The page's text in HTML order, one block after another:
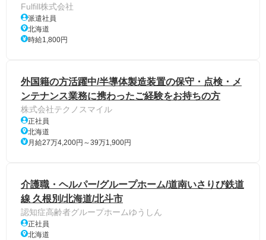
Fulfill株式会社
派遣社員
北海道
時給1,800円
外国籍の方活躍中/半導体製造装置の保守・点検・メ
ンテナンス業務に携わったご経験をお持ちの方
株式会社テクノスマイル
正社員
北海道
月給27万4,200円～39万1,900円
介護職・ヘルパー/グループホーム/道南いさりび鉄道
線 久根別/北海道/北斗市
認知症高齢者グループホームゆうしん
正社員
北海道